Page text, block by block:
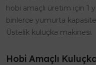
hobi amaçlı üretim için 1
binlerce yumurta
Üstelik kuluçka makinesi.
Hobi Amaçlı